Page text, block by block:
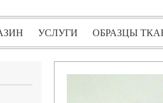
УСЛУГИ ОБРАЗЦЫ